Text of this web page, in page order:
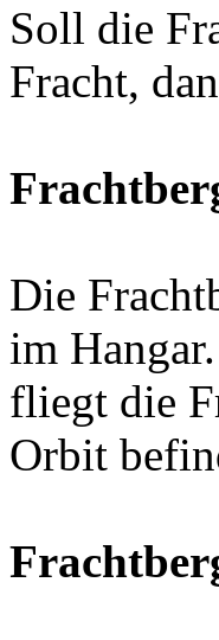
Soll die
Fracht,
Die
im
fliegt die
Orbit